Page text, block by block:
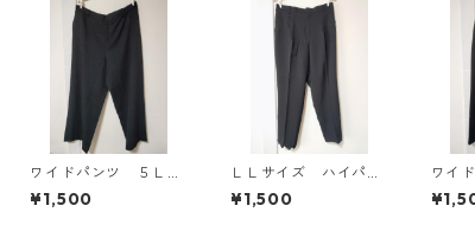
ワイドパンツ ５Ｌ
ブラック KAE-4725
¥1,500
ＬＬサイズ ハイパー
ストレッチ センター
プレスパンツ ブラッ
¥1,500
ワイ
ブラ